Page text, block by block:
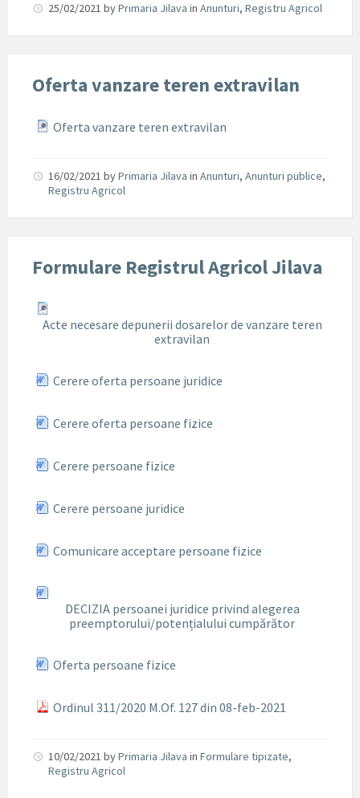
25/02/2021 byPrimaria Jilava in Anunturi, Registru Agricol
Oferta vanzare teren extravilan
Oferta vanzare teren extravilan
16/02/2021 byPrimaria Jilava in Anunturi, Anunturi publice,
Registru Agricol
Formulare Registrul Agricol Jilava
Acte necesare depunerii dosarelor de vanzare teren
extravilan
Cerere oferta persoane juridice
Cerere oferta persoane fizice
Cerere persoane fizice
Cerere persoane juridice
Comunicare acceptare persoane fizice
DECIZIA persoanei juridice privind alegerea
preemptorului/potențialului cumpărător
Oferta persoane fizice
Ordinul 311/2020 M.Of. 127 din 08-feb-2021
10/02/2021 byPrimaria Jilava in Formulare tipizate,
Registru Agricol